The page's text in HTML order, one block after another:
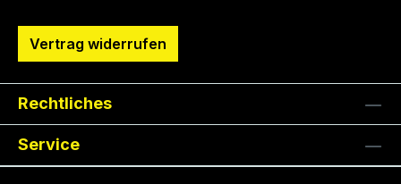
Vertrag widerrufen
Rechtliches
Service